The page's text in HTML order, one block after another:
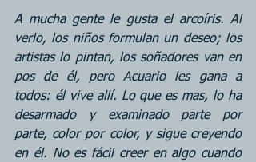
A mucha gente le gusta el arcoíris. Al
verlo, los niños formulan un deseo; los
artistas lo pintan, los soñadores van en
pos de él, pero Acuario les gana a
todos: él vive allí. Lo que es mas, lo ha
desarmado y examinado parte por
parte, color por color, y sigue creyendo
en él. No es fácil creer en algo cuando